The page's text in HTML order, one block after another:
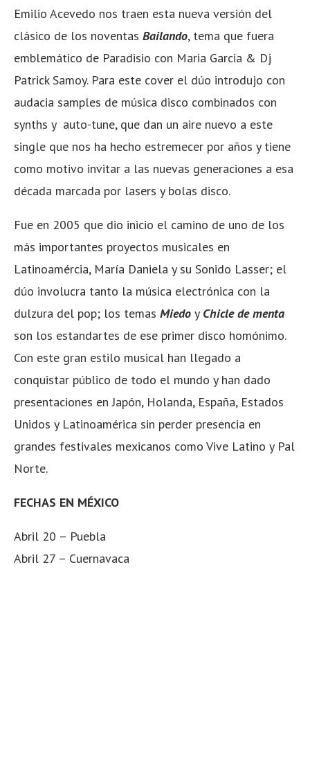
Emilio Acevedo nos traen esta nueva versión del
clásico de los noventas Bailando, tema que fuera
emblemático de Paradisio con Maria Garcia & Dj
Patrick Samoy. Para este cover el dúo introdujo con
audacia samples de música disco combinados con
synths y auto-tune, que dan un aire nuevo a este
single que nos ha hecho estremecer por años y tiene
como motivo invitar a las nuevas generaciones a esa
década marcada por lasers y bolas disco.
Fue en 2005 que dio inicio el camino de uno de los
más importantes proyectos musicales en
Latinoamércia, María Daniela y su Sonido Lasser; el
dúo involucra tanto la música electrónica con la
dulzura del pop; los temas Miedo y Chicle de menta
son los estandartes de ese primer disco homónimo.
Con este gran estilo musical han llegado a
conquistar público de todo el mundo y han dado
presentaciones en Japón, Holanda, España, Estados
Unidos y Latinoamérica sin perder presencia en
grandes festivales mexicanos como Vive Latino y Pal
Norte.
FECHAS EN MÉXICO
Abril 20 – Puebla
Abril 27 – Cuernavaca